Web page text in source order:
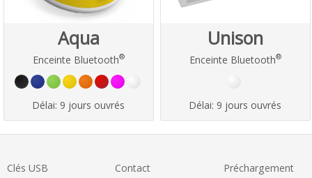
Aqua
Enceinte Bluetooth®
Délai: 9 jours ouvrés
Unison
Enceinte Bluetooth®
Délai: 9 jours ouvrés
Clés USB
Contact
Préchargement